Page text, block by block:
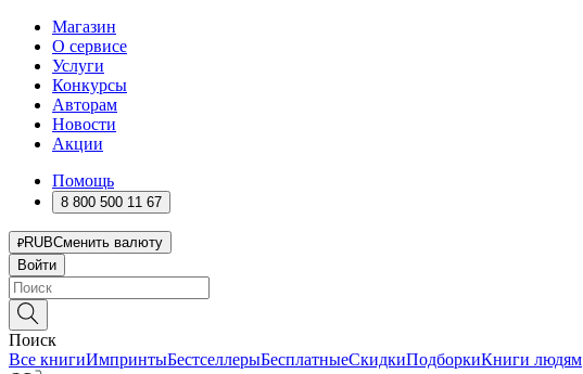
Магазин
О сервисе
Услуги
Конкурсы
Авторам
Новости
Акции
Помощь
8 800 500 11 67
RUBСменить валюту
Войти
Поиск
Все книгиИмпринтыБестселлерыБесплатныеСкидкиПодборкиКниги людям